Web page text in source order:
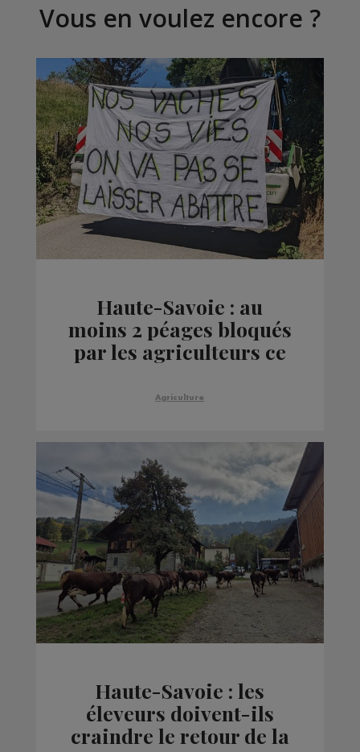
Vous en voulez encore ?
Haute-Savoie : au
moins 2 péages bloqués
par les agriculteurs ce
Agriculture
Haute-Savoie : les
éleveurs doivent-ils
craindre le retour de la